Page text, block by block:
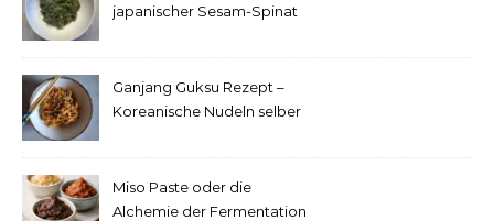
japanischer Sesam-Spinat
Ganjang Guksu Rezept –
Koreanische Nudeln selber
Miso Paste oder die
Alchemie der Fermentation